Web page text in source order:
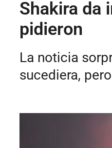
Shakira da
pidieron
La noticia
sucediera,